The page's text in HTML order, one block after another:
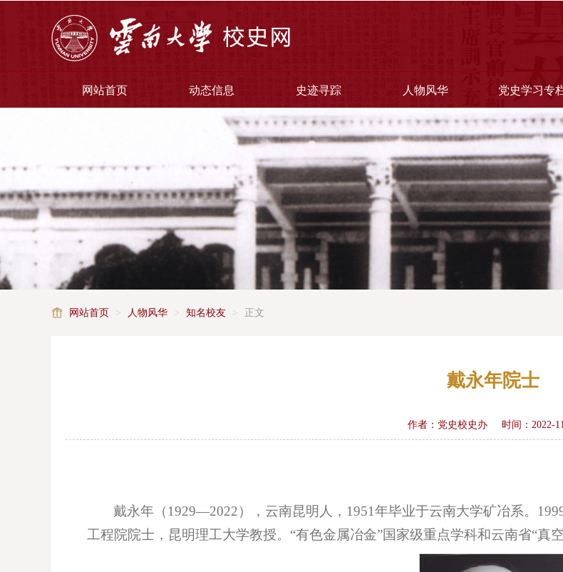
网站首页 动态信息 史迹寻踪 人物风华 党史学习专
网站首页 > 人物风华 > 知名校友 > 正文
戴永年院士
作者：党史校史办 时间：2022-
戴永年（1929—2022），云南昆明人，1951年毕业于云南大学矿冶系。
工程院院士，昆明理工大学教授。“有色金属冶金”国家级重点学科和云南省“真